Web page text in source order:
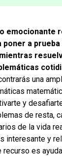
emocionante
poner a
una
y
de resta,
de la vida
interesante y
es